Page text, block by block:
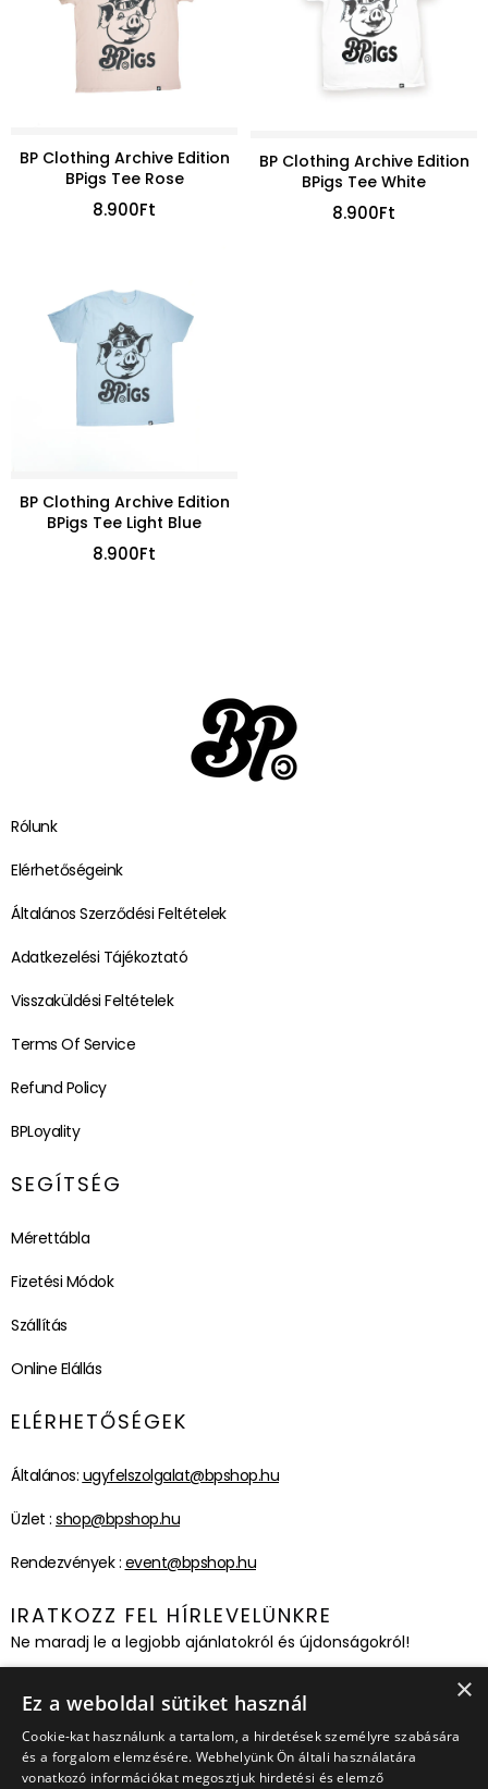
BP Clothing Archive Edition
BPigs Tee Rose
8.900Ft
BP Clothing Archive Edition
BPigs Tee White
8.900Ft
BP Clothing Archive Edition
BPigs Tee Light Blue
8.900Ft
Rólunk
Elérhetőségeink
Általános Szerződési Feltételek
Adatkezelési Tájékoztató
Visszaküldési Feltételek
Terms Of Service
Refund Policy
BPLoyality
SEGÍTSÉG
Mérettábla
Fizetési Módok
Szállítás
Online Elállás
ELÉRHETŐSÉGEK
Általános: ugyfelszolgalat@bpshop.hu
Üzlet : shop@bpshop.hu
Rendezvények : event@bpshop.hu
IRATKOZZ FEL HÍRLEVELÜNKRE
Ne maradj le a legjobb ajánlatokról és újdonságokról!
Feliratkozom! ×
Ez a weboldal sütiket használ
Cookie-kat használunk a tartalom, a hirdetések személyre szabására
és a forgalom elemzésére. Webhelyünk Ön általi használatára
vonatkozó információkat megosztjuk hirdetési és elemző